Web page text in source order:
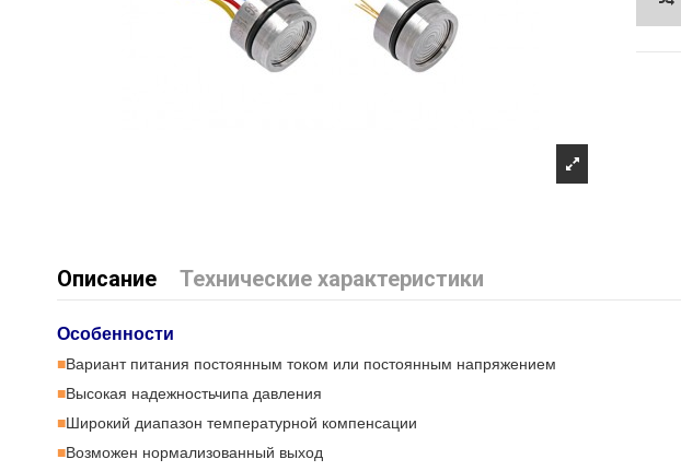
Описание Технические характеристики
Особенности
■Вариант питания постоянным током или постоянным напряжением
■Высокая надежностьчипа давления
■Широкий диапазон температурной компенсации
■Возможен нормализованный выход